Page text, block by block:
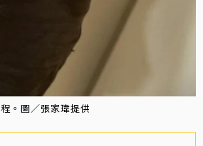
。圖／張家瑋提供